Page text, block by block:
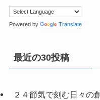
Powered by Translate
最近の30投稿
２４節気で刻む日々の